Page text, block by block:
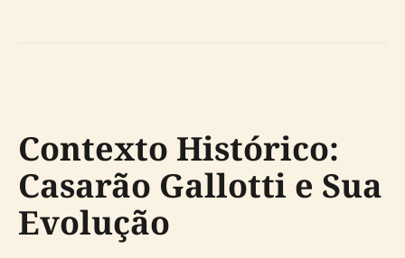
Contexto Histórico:
Casarão Gallotti e Sua
Evolução